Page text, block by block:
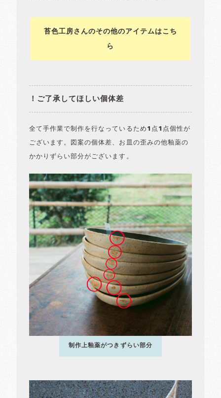
苔色工房さんのその他のアイテムはこち
ら
！ご了承してほしい個体差
全て手作業で制作を行なっているため1点1点個性が
ございます。図案の個体差、お皿の歪みの他釉薬の
かかりずらい部分がございます。
制作上釉薬がつきずらい部分